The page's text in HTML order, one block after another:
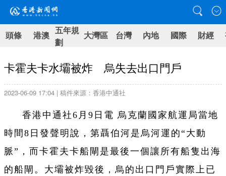
頭條 港澳 五年規
劃
大灣區 台灣 內地 國際 財經
卡霍夫卡水壩被炸 烏失去出口門戶
2023-06-09 17:04 | 稿件來源：香港中通社
香港中通社6月9日電 烏克蘭國家航運局當地
時間8日發聲明說，第聶伯河是烏河運的“大動
脈”，而卡霍夫卡船閘是最後一個讓所有船隻出海
的船閘。大壩被炸毀後，烏的出口門戶實際上已